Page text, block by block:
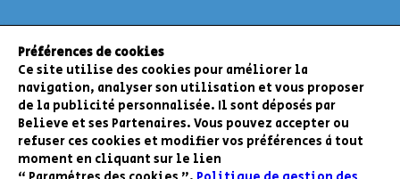
Préférences de cookies
Ce site utilise des cookies pour améliorer la
navigation, analyser son utilisation et vous proposer
de la publicité personnalisée. Il sont déposés par
Believe et ses Partenaires. Vous pouvez accepter ou
refuser ces cookies et modifier vos préférences à tout
moment en cliquant sur le lien